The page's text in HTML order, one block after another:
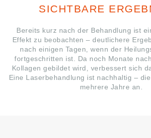
SICHTBARE
Bereits kurz nach der Behandlung ist
Effekt zu beobachten – deutlichere
nach einigen Tagen, wenn der
fortgeschritten ist. Da noch Monate
Kollagen gebildet wird, verbessert sich
Eine Laserbehandlung ist nachhaltig –
mehrere Jahre an.